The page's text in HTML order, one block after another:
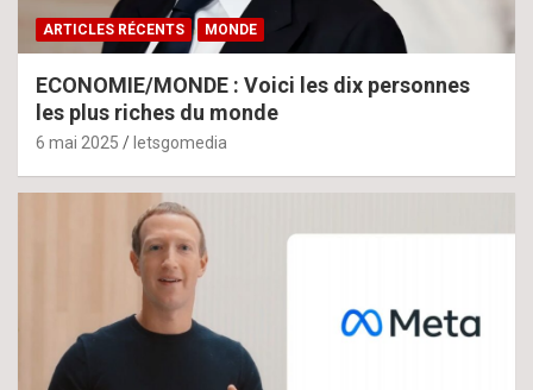
ARTICLES RÉCENTS MONDE
ECONOMIE/MONDE : Voici les dix personnes
les plus riches du monde
6 mai 2025 letsgomedia